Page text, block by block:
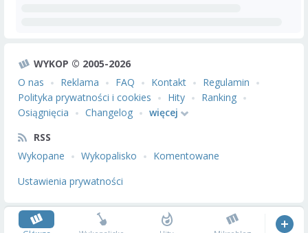
WYKOP © 2005-2026
O nas
Reklama FAQ Kontakt
Regulamin
Polityka prywatności i cookies
Hity
Ranking
Osiągnięcia
Changelog
więcej
RSS
Wykopane
Wykopalisko
Komentowane
Ustawienia prywatności